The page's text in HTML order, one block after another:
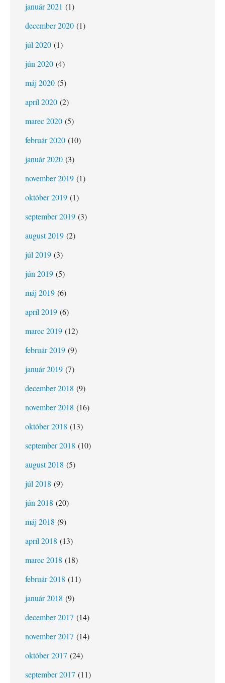
január 2021 (1)
december 2020 (1)
júl 2020 (1)
jún 2020 (4)
máj 2020 (5)
apríl 2020 (2)
marec 2020 (5)
február 2020 (10)
január 2020 (3)
november 2019 (1)
október 2019 (1)
september 2019 (3)
august 2019 (2)
júl 2019 (3)
jún 2019 (5)
máj 2019 (6)
apríl 2019 (6)
marec 2019 (12)
február 2019 (9)
január 2019 (7)
december 2018 (9)
november 2018 (16)
október 2018 (13)
september 2018 (10)
august 2018 (5)
júl 2018 (9)
jún 2018 (20)
máj 2018 (9)
apríl 2018 (13)
marec 2018 (18)
február 2018 (11)
január 2018 (9)
december 2017 (14)
november 2017 (14)
október 2017 (24)
september 2017 (11)